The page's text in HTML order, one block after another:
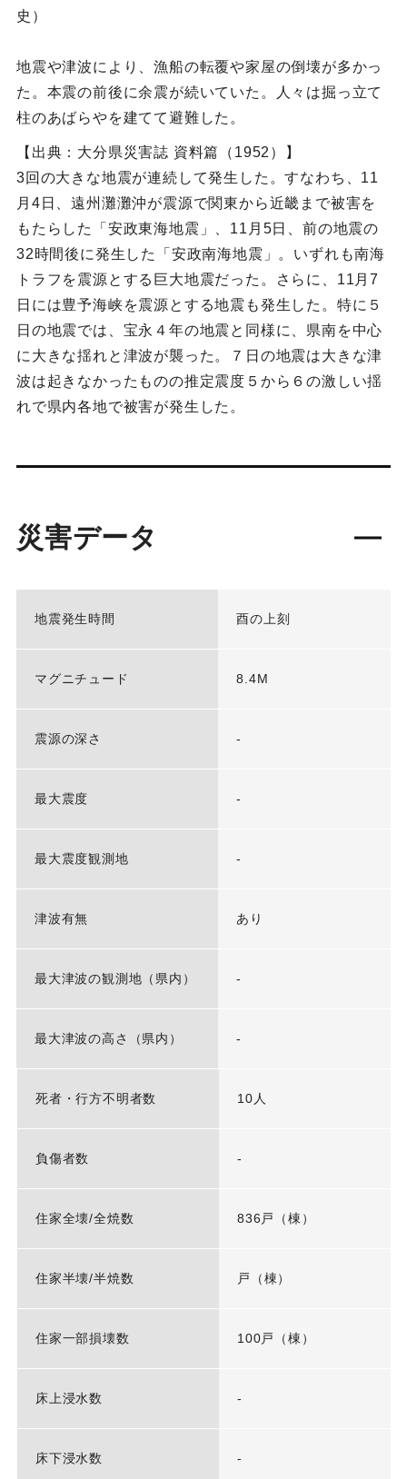
史）
地震や津波により、漁船の転覆や家屋の倒壊が多かっ
た。本震の前後に余震が続いていた。人々は掘っ立て
柱のあばらやを建てて避難した。
【出典：大分県災害誌 資料篇（1952）】
3回の大きな地震が連続して発生した。すなわち、11
月4日、遠州灘灘沖が震源で関東から近畿まで被害を
もたらした「安政東海地震」、11月5日、前の地震の
32時間後に発生した「安政南海地震」。いずれも南海
トラフを震源とする巨大地震だった。さらに、11月7
日には豊予海峡を震源とする地震も発生した。特に５
日の地震では、宝永４年の地震と同様に、県南を中心
に大きな揺れと津波が襲った。７日の地震は大きな津
波は起きなかったものの推定震度５から６の激しい揺
れで県内各地で被害が発生した。
災害データ
地震発生時間 酉の上刻
マグニチュード 8.4M
震源の深さ -
最大震度 -
最大震度観測地 -
津波有無 あり
最大津波の観測地（県内） -
最大津波の高さ（県内） -
死者・行方不明者数 10人
負傷者数 -
住家全壊/全焼数 836戸（棟）
住家半壊/半焼数 戸（棟）
住家一部損壊数 100戸（棟）
床上浸水数 -
床下浸水数 -